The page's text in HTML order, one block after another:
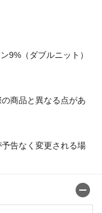
9%（ダブルニット）
商品と異なる点があ
告なく変更される場